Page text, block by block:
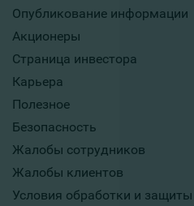
Опубликование информации
Акционеры
Страница инвестора
Карьера
Полезное
Безопасность
Жалобы сотрудников
Жалобы клиентов
Условия обработки и